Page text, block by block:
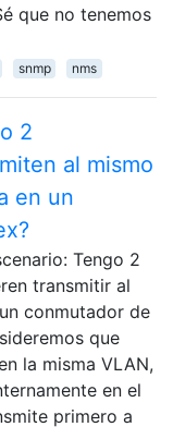
que no tenemos
snmp nms
2
al mismo
en un
Tengo 2
transmitir al
conmutador de
que
la misma VLAN,
en el
primero a